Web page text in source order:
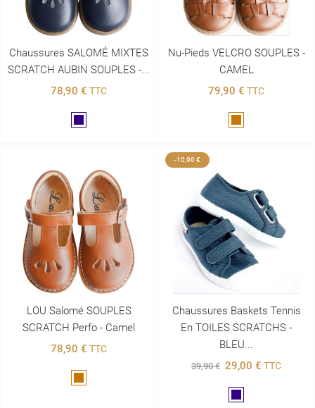
Chaussures SALOMÉ MIXTES
SCRATCH AUBIN SOUPLES -...
78,90 € TTC
Nu-Pieds VELCRO SOUPLES -
CAMEL
79,90 € TTC
LOU Salomé SOUPLES
SCRATCH Perfo - Camel
78,90 € TTC
-10,90 €
Chaussures Baskets Tennis
En TOILES SCRATCHS -
BLEU...
39,90 € 29,00 € TTC